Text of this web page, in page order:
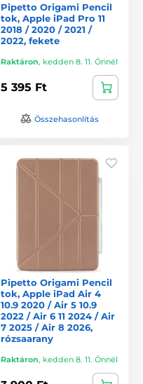
Pipetto Origami Pencil
tok, Apple iPad Pro 11
2018 / 2020 / 2021 /
2022, fekete
Raktáron, kedden 8. 11. Önnél
5 395 Ft
Összehasonlítás
Pipetto Origami Pencil
tok, Apple iPad Air 4
10.9 2020 / Air 5 10.9
2022 / Air 6 11 2024 / Air
7 2025 / Air 8 2026,
rózsaarany
Raktáron, kedden 8. 11. Önnél